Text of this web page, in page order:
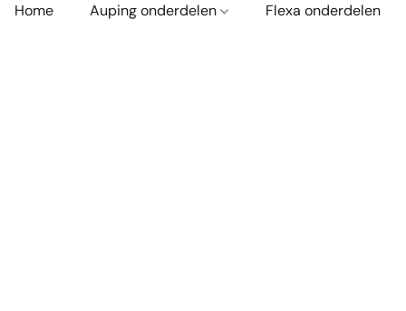
Home Auping onderdelen Flexa onderdelen